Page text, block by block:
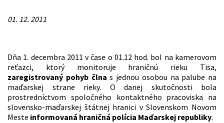
01. 12. 2011
Dňa 1. decembra 2011 v čase o 01.12 hod. bol na kamerovom
reťazci, ktorý monitoruje hraničnú rieku Tisa,
zaregistrovaný pohyb člna s jednou osobou na palube na
maďarskej strane rieky. O danej skutočnosti bola
prostredníctvom spoločného kontaktného pracoviska na
slovensko-maďarskej štátnej hranici v Slovenskom Novom
Meste informovaná hraničná polícia Maďarskej republiky.